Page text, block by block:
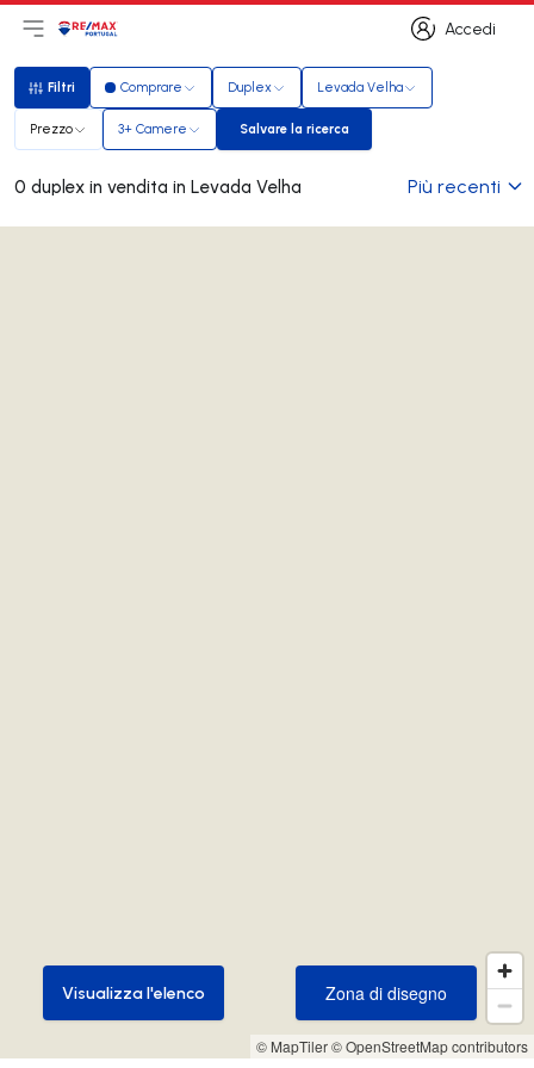
Accedi
Accedi
Apri il menu principale
LogoVai alla homepage
Filtri
Filtri Comprare Duplex Levada Velha
Prezzo 3+ Camere Salvare la ricerca
Salvare la ricerca
0 duplex in vendita in Levada Velha Più recenti
© MapTiler© OpenStreetMap contributors
Zona di disegno
Zona di disegno
Visualizza l'elenco
Visualizza l'elenco